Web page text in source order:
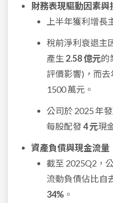
財務表現驅動因素與
上半年獲利增長
稅前淨利衰退主
產生 2.58 億元的
評價影響)，而
1500 萬元。
公司於 2025 年
每股配發4 元現
資產負債與現金流量
截至 2025Q2，
流動負債佔比自
34% 。